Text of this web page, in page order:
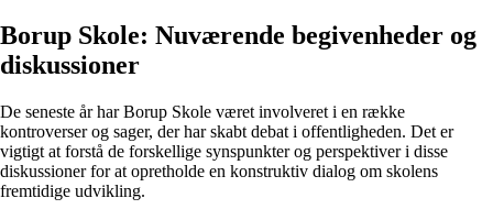
Borup Skole: Nuværende begivenheder og
diskussioner
De seneste år har Borup Skole været involveret i en række
kontroverser og sager, der har skabt debat i offentligheden. Det er
vigtigt at forstå de forskellige synspunkter og perspektiver i disse
diskussioner for at opretholde en konstruktiv dialog om skolens
fremtidige udvikling.